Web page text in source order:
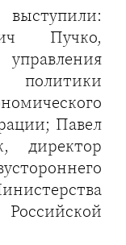
Пучко,
Павел
директор
Российской